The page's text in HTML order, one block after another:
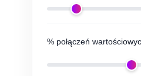
% połączeń